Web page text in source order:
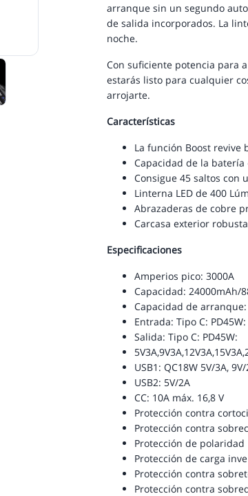
arranque sin un segundo
de salida incorporados. La
noche.
Con suficiente potencia para
estarás listo para cualquier
arrojarte.
Características
La función Boost revive
Capacidad de la batería
Consigue 45 saltos con
Linterna LED de 400
Abrazaderas de cobre
Carcasa exterior
Especificaciones
Amperios pico: 3000A
Capacidad: 24000mAh/
Capacidad de arranque:
Entrada: Tipo C: PD45W:
Salida: Tipo C: PD45W:
USB1: QC18W 5V/3A,
USB2: 5V/2A
CC: 10A máx. 16,8 V
Protección contra
Protección contra
Protección de polaridad
Protección de carga
Protección contra
Protección contra